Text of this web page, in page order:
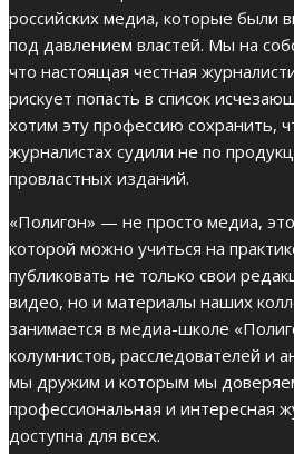
российских медиа, которые были
под давлением властей. Мы на
что настоящая честная
рискует попасть в список
хотим эту профессию сохранить,
журналистах судили не по
провластных изданий.
«Полигон» — не просто медиа,
которой можно учиться на
публиковать не только свои
видео, но и материалы наших
занимается в медиа-школе
колумнистов, расследователей и
мы дружим и которым мы
профессиональная и интересная
доступна для всех.